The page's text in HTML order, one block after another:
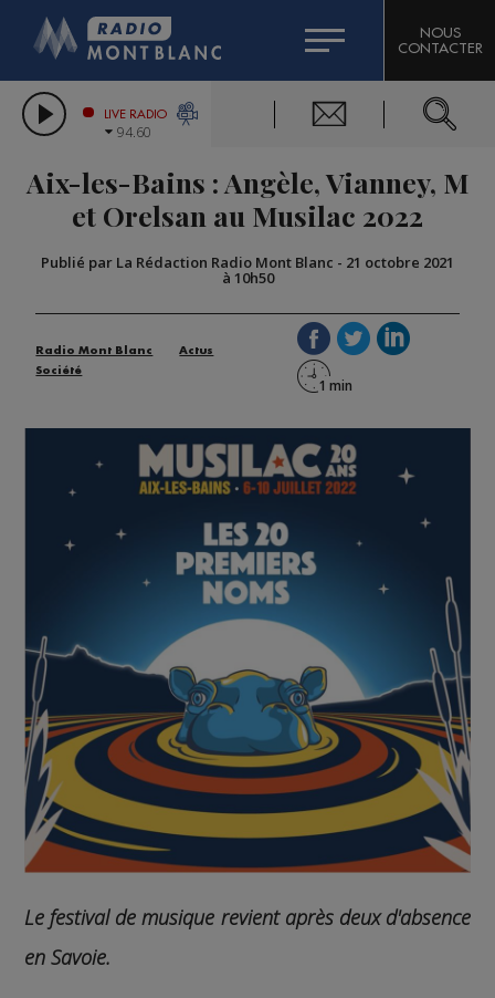
LES CHRONIQUES DE L'EXPERT
CITIZEN MACHINERY
GRAND MASSIF DOMAINES SKIABLES
BIGARD
COMPAGNIE DU MONT-BLANC
NOUS
CONTACTER
LIVE RADIO
94.60
Aix-les-Bains : Angèle, Vianney, M
et Orelsan au Musilac 2022
Publié par La Rédaction Radio Mont Blanc - 21 octobre 2021
à 10h50
Radio Mont Blanc
Actus
Société
Le festival de musique revient après deux d'absence
en Savoie.